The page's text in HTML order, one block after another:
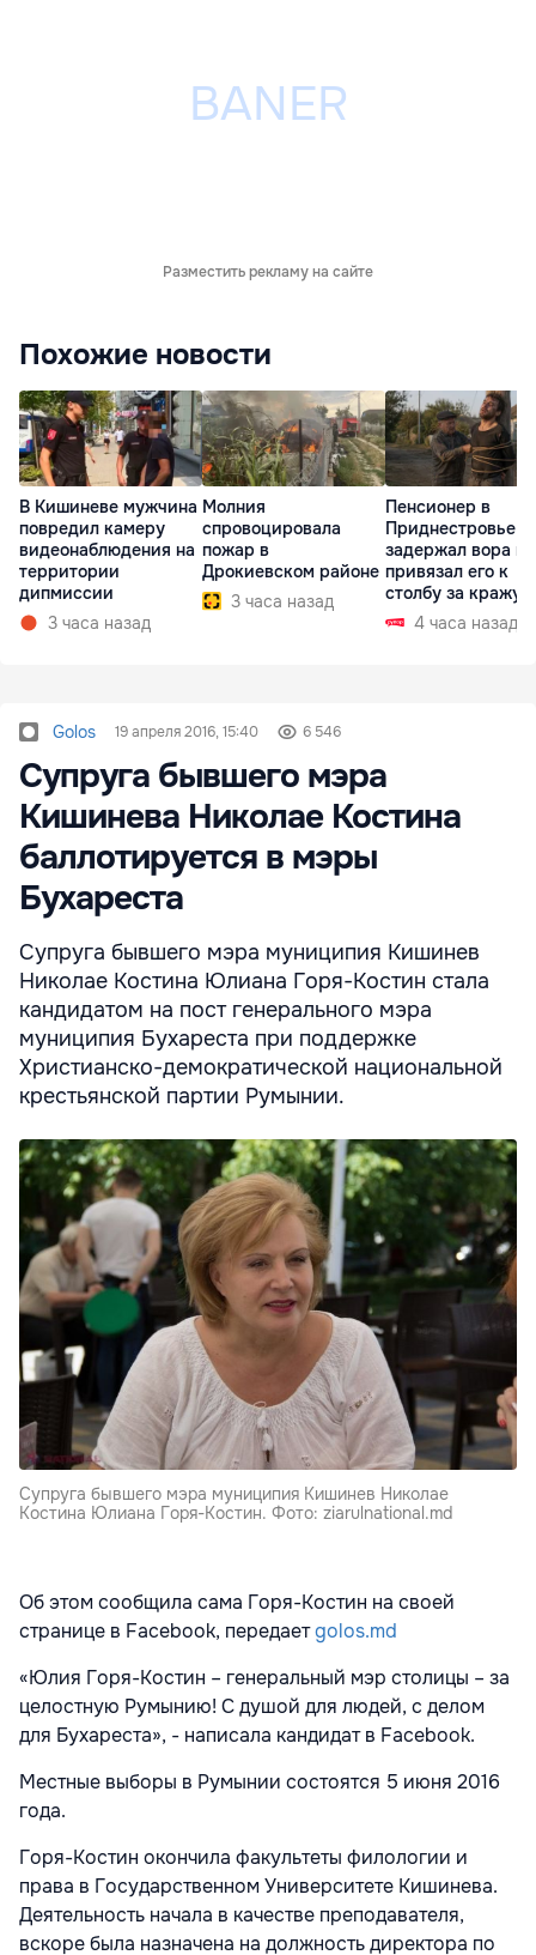
Разместить рекламу на сайте
Похожие новости
В Кишиневе мужчина
повредил камеру
видеонаблюдения на
территории
дипмиссии
3 часа назад
Молния
спровоцировала
пожар в
Дрокиевском районе
3 часа назад
Пенсионер в
Приднестровье
задержал вора и
привязал его к
столбу за кражу
4 часа назад
Golos 19 апреля 2016, 15:40 6 546
Супруга бывшего мэра
Кишинева Николае Костина
баллотируется в мэры
Бухареста
Супруга бывшего мэра муниципия Кишинев
Николае Костина Юлиана Горя-Костин стала
кандидатом на пост генерального мэра
муниципия Бухареста при поддержке
Христианско-демократической национальной
крестьянской партии Румынии.
Супруга бывшего мэра муниципия Кишинев Николае
Костина Юлиана Горя-Костин. Фото: ziarulnational.md
Об этом сообщила сама Горя-Костин на своей
странице в Facebook, передаетgolos.md
«Юлия Горя-Костин – генеральный мэр столицы – за
целостную Румынию! С душой для людей, с делом
для Бухареста», - написала кандидат в Facebook.
Местные выборы в Румынии состоятся 5 июня 2016
года.
Горя-Костин окончила факультеты филологии и
права в Государственном Университете Кишинева.
Деятельность начала в качестве преподавателя,
вскоре была назначена на должность директора по